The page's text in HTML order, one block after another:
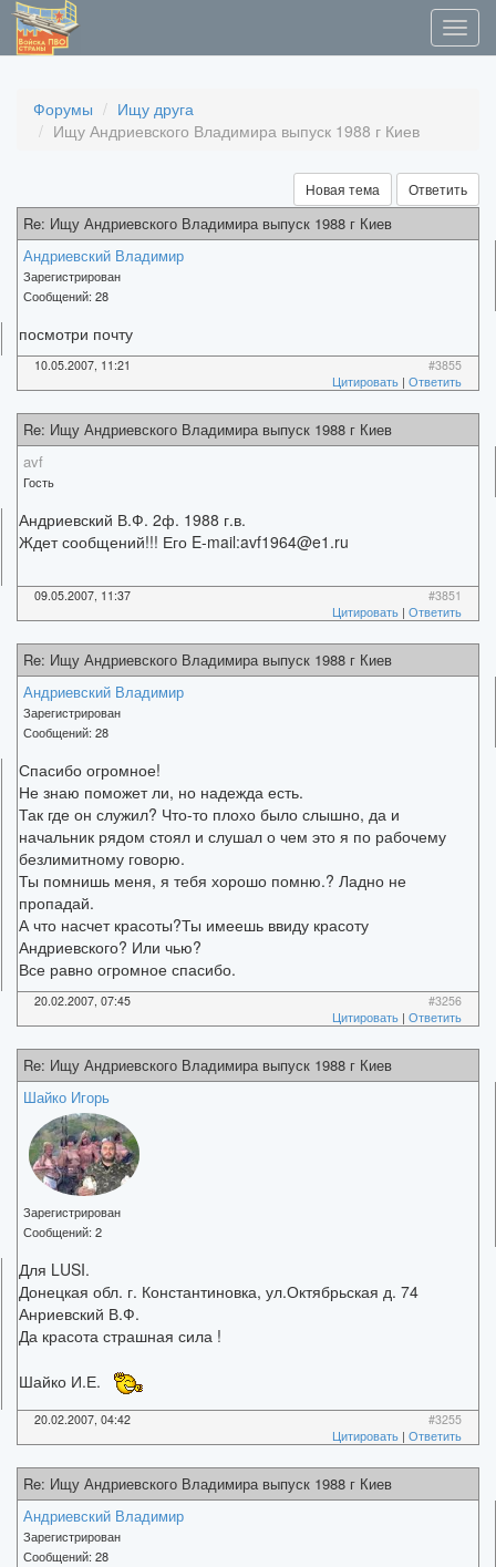
Форумы
Ищу друга
Ищу Андриевского Владимира выпуск 1988 г Киев
Новая тема Ответить
Re: Ищу Андриевского Владимира выпуск 1988 г Киев
Андриевский Владимир
Зарегистрирован
Сообщений: 28
посмотри почту
10.05.2007, 11:21
#3855
Цитировать | Ответить
Re: Ищу Андриевского Владимира выпуск 1988 г Киев
avf
Гость
Андриевский В.Ф. 2ф. 1988 г.в.
Ждет сообщений!!! Его E-mail:avf1964@e1.ru
09.05.2007, 11:37
#3851
Цитировать | Ответить
Re: Ищу Андриевского Владимира выпуск 1988 г Киев
Андриевский Владимир
Зарегистрирован
Сообщений: 28
Спасибо огромное!
Не знаю поможет ли, но надежда есть.
Так где он служил? Что-то плохо было слышно, да и
начальник рядом стоял и слушал о чем это я по рабочему
безлимитному говорю.
Ты помнишь меня, я тебя хорошо помню.? Ладно не
пропадай.
А что насчет красоты?Ты имеешь ввиду красоту
Андриевского? Или чью?
Все равно огромное спасибо.
20.02.2007, 07:45
#3256
Цитировать | Ответить
Re: Ищу Андриевского Владимира выпуск 1988 г Киев
Шайко Игорь
Зарегистрирован
Сообщений: 2
Для LUSI.
Донецкая обл. г. Константиновка, ул.Октябрьская д. 74
Анриевский В.Ф.
Да красота страшная сила !
Шайко И.Е.
20.02.2007, 04:42
#3255
Цитировать | Ответить
Re: Ищу Андриевского Владимира выпуск 1988 г Киев
Андриевский Владимир
Зарегистрирован
Сообщений: 28